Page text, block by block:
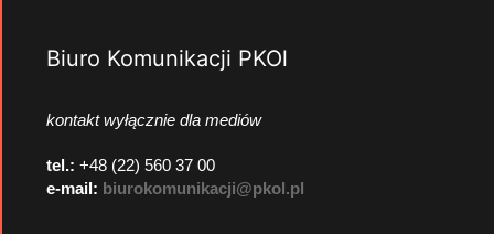
Biuro Komunikacji PKOl
kontakt wyłącznie dla mediów
tel.: +48 (22) 560 37 00
e-mail: biurokomunikacji@pkol.pl